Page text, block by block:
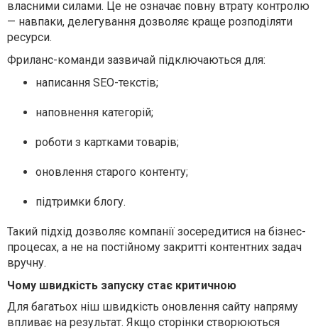
власними силами. Це не означає повну втрату контролю
— навпаки, делегування дозволяє краще розподіляти
ресурси.
Фриланс-команди зазвичай підключаються для:
написання SEO-текстів;
наповнення категорій;
роботи з картками товарів;
оновлення старого контенту;
підтримки блогу.
Такий підхід дозволяє компанії зосередитися на бізнес-
процесах, а не на постійному закритті контентних задач
вручну.
Чому швидкість запуску стає критичною
Для багатьох ніш швидкість оновлення сайту напряму
впливає на результат. Якщо сторінки створюються